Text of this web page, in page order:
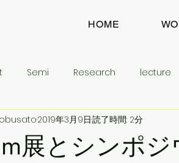
HOME
Semi Research lecture
沢 名古屋 建築とまちのお話
展とシンポ
2019年3月9日読了時間: 2分